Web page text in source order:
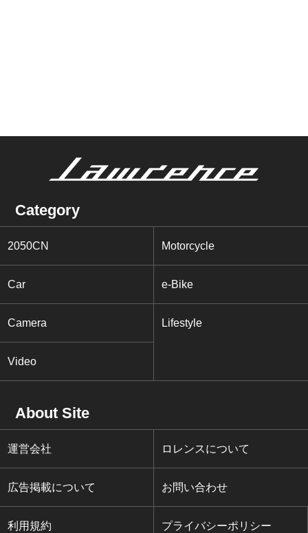
Category
2050CN Motorcycle
Car e-Bike
Camera Lifestyle
Video
About Site
運営会社 ロレンスについて
広告掲載について お問い合わせ
利用規約 プライバシーポリシー